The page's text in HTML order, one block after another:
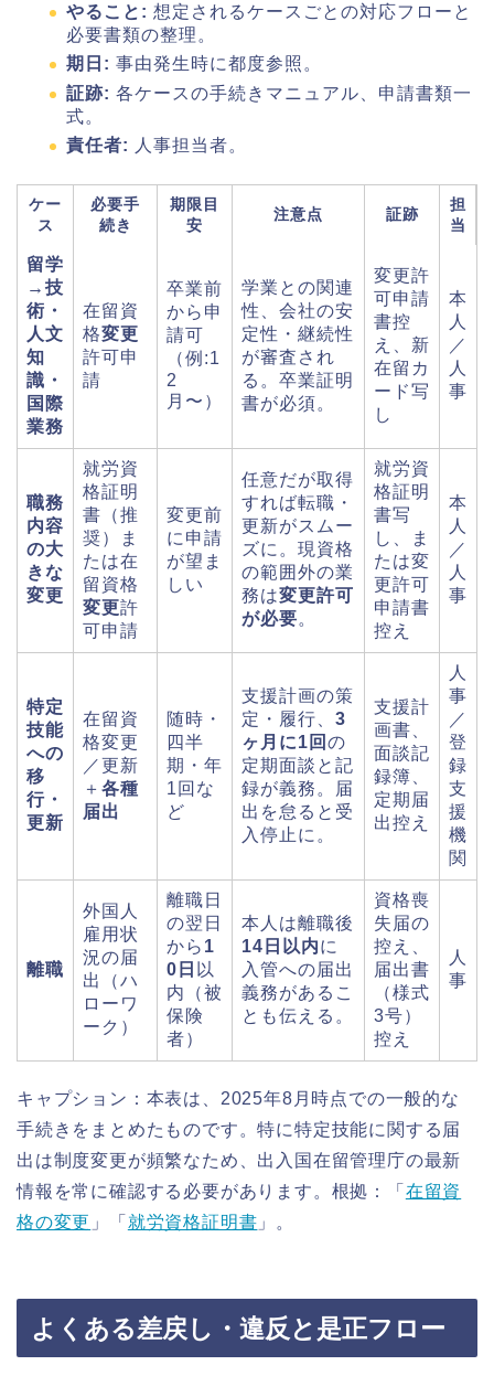
やること: 想定されるケースごとの対応フローと
必要書類の整理。
期日: 事由発生時に都度参照。
証跡: 各ケースの手続きマニュアル、申請書類一
式。
責任者: 人事担当者。
ケー
ス
必要手
続き
期限目
安
注意点 証跡
担
当
留学
→技
術・
人文
知
識・
国際
業務
在留資
格変更
許可申
請
卒業前
から申
請可
（例:1
2
月〜）
学業との関連
性、会社の安
定性・継続性
が審査され
る。卒業証明
書が必須。
変更許
可申請
書控
え、新
在留カ
ード写
し
本
人
／
人
事
職務
内容
の大
きな
変更
就労資
格証明
書（推
奨）ま
たは在
留資格
変更許
可申請
変更前
に申請
が望ま
しい
任意だが取得
すれば転職・
更新がスムー
ズに。現資格
の範囲外の業
務は変更許可
が必要。
就労資
格証明
書写
し、ま
たは変
更許可
申請書
控え
本
人
／
人
事
特定
技能
への
移
行・
更新
在留資
格変更
／更新
＋ 各種
届出
随時・
四半
期・年
1回な
ど
支援計画の策
定・履行、 3
ヶ月に1回 の
定期面談と記
録が義務。届
出を怠ると受
入停止に。
支援計
画書、
面談記
録簿、
定期届
出控え
人
事
／
登
録
支
援
機
関
離職
外国人
雇用状
況の届
出（ハ
ローワ
ーク）
離職日
の翌日
から 1
0日 以
内（被
保険
者）
本人は離職後
14日以内に
入管への届出
義務があるこ
とも伝える。
資格喪
失届の
控え、
届出書
（様式
3号）
控え
人
事
キャプション：本表は、2025年8月時点での一般的な
手続きをまとめたものです。特に特定技能に関する届
出は制度変更が頻繁なため、出入国在留管理庁の最新
情報を常に確認する必要があります。根拠：「 在留資
格の変更 」「 就労資格証明書 」。
よくある差戻し・違反と是正フロー